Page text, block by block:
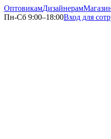
ОптовикамДизайнерам
Пн-Сб 9:00–18:00Вход для